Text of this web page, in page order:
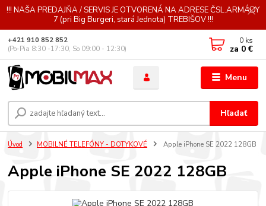
!!! NAŠA PREDAJŇA / SERVIS JE OTVORENÁ NA ADRESE ČSL.ARMÁDY
7 (pri Big Burgeri, stará Jednota) TREBIŠOV !!!
Menu
Hľadať
+421 910 852 852
(Po-Pia 8:30 -17:30, So 09:00 - 12:30)
0 ks
za 0 €
Úvod MOBILNÉ TELEFÓNY - DOTYKOVÉ Apple iPhone SE 2022 128GB
Apple iPhone SE 2022 128GB